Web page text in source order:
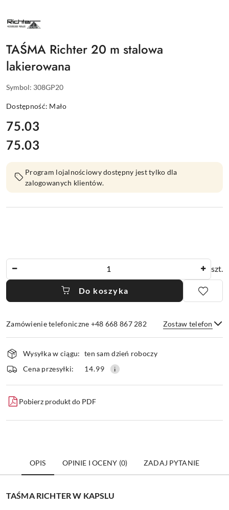
NAZWA
PRODUCENTA:
TAŚMA Richter 20 m stalowa
lakierowana
Symbol: 308GP20
Dostępność: Mało
cena:
75.03
Cena:
75.03
Program lojalnościowy dostępny jest tylko dla
zalogowanych klientów.
szt.
Do koszyka
Zamówienie telefoniczne +48 668 867 282 Zostaw telefon
Wyślij
Dostępność
i
dostawa
Wysyłka w ciągu: ten sam dzień roboczy
Cena przesyłki:
14.99
Pobierz produkt do PDF
OPIS OPINIE I OCENY (0) ZADAJ PYTANIE
TAŚMA RICHTER W KAPSLU